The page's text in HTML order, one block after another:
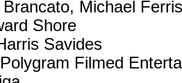
Michael
Shore
Savides
Filmed